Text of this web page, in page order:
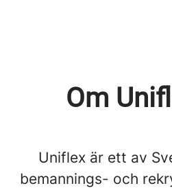
Om
Uniflex är ett av
bemannings- och